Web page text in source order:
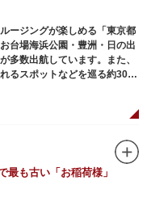
ージングが楽しめる「東京都
台場海浜公園・豊洲・日の出
多数出航しています。また、
るスポットなどを巡る約30分
隅田川花火大会、クリスマス
京の景色を堪能できるイベン
ど多種多様な船体も魅力。
チャータークルーズも行われ
最も古い「お稲荷様」